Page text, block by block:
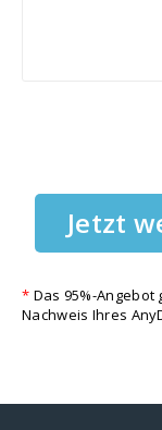
Jetzt
* Das 95%-
Nachweis Ihres